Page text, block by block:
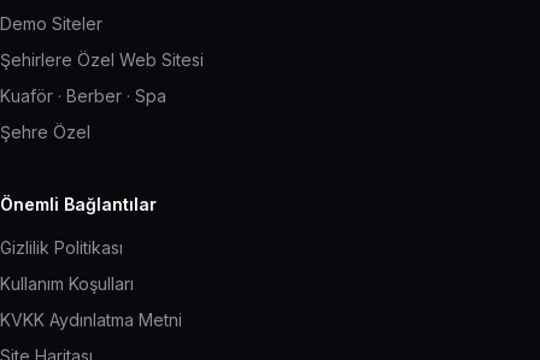
Demo Siteler
Şehirlere Özel Web Sitesi
Kuaför · Berber · Spa
Şehre Özel
Önemli Bağlantılar
Gizlilik Politikası
Kullanım Koşulları
KVKK Aydınlatma Metni